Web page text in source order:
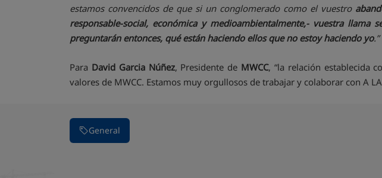
estamos convencidos de que si un conglomerado como el vuestro
responsable-social, económica y medioambientalmente,- vuestra
preguntarán entonces, qué están haciendo ellos que no estoy haciendo yo.”
Para David Garcia Núñez, Presidente de MWCC, “la relación establecida
valores de MWCC. Estamos muy orgullosos de trabajar y colaborar con A
General